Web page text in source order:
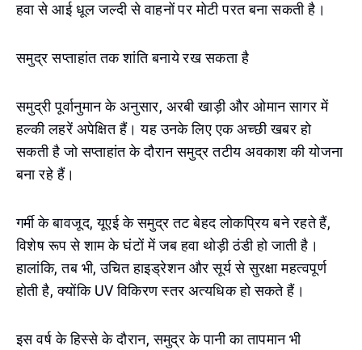
हवा से आई धूल जल्दी से वाहनों पर मोटी परत बना सकती है।
समुद्र सप्ताहांत तक शांति बनाये रख सकता है
समुद्री पूर्वानुमान के अनुसार, अरबी खाड़ी और ओमान सागर में
हल्की लहरें अपेक्षित हैं। यह उनके लिए एक अच्छी खबर हो
सकती है जो सप्ताहांत के दौरान समुद्र तटीय अवकाश की योजना
बना रहे हैं।
गर्मी के बावजूद, यूएई के समुद्र तट बेहद लोकप्रिय बने रहते हैं,
विशेष रूप से शाम के घंटों में जब हवा थोड़ी ठंडी हो जाती है।
हालांकि, तब भी, उचित हाइड्रेशन और सूर्य से सुरक्षा महत्वपूर्ण
होती है, क्योंकि UV विकिरण स्तर अत्यधिक हो सकते हैं।
इस वर्ष के हिस्से के दौरान, समुद्र के पानी का तापमान भी